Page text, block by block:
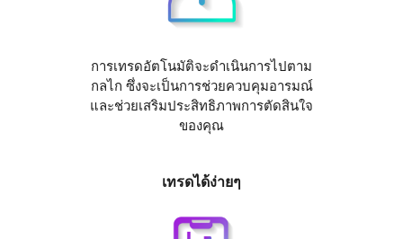
การเทรดอัตโนมัติจะดำเนินการไปตาม
กลไก ซึ่งจะเป็นการช่วยควบคุมอารมณ์
และช่วยเสริมประสิทธิภาพการตัดสินใจ
ของคุณ
เทรดได้ง่ายๆ